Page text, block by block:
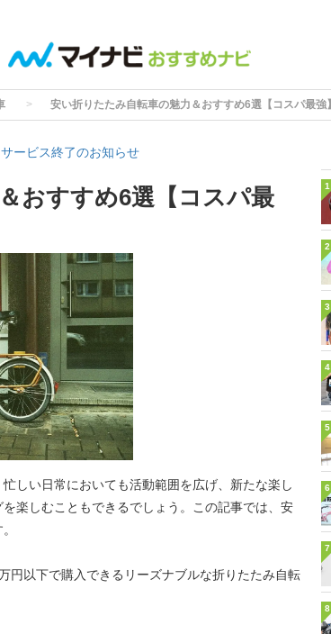
安い折りたたみ自転車の魅力＆おすすめ6選【コスパ最強
ービス終了のお知らせ
おすすめ6選【コスパ最
しい日常においても活動範囲を広げ、新たな楽し
楽しむこともできるでしょう。この記事では、安
円以下で購入できるリーズナブルな折りたたみ自転
1
2
3
4
5
6
7
8